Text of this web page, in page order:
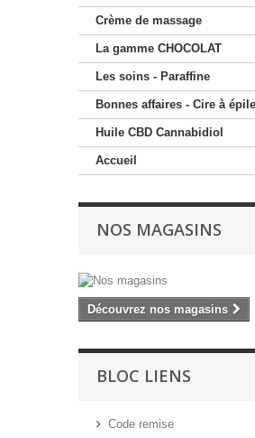
Crème de massage
La gamme CHOCOLAT
Les soins - Paraffine
Bonnes affaires - Cire à
Huile CBD Cannabidiol
Accueil
NOS MAGASINS
Découvrez nos magasins
BLOC LIENS
Code remise